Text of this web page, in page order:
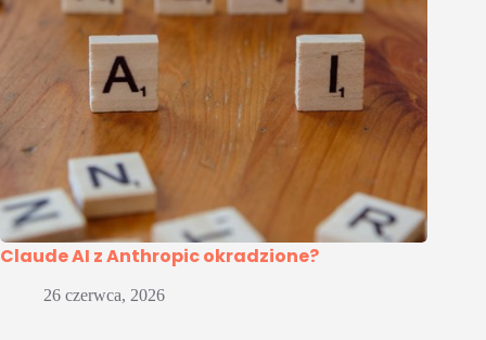
Claude AI z Anthropic okradzione?
26 czerwca, 2026